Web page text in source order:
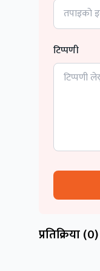
टिप्पणी
प्रतिक्रिया (0)